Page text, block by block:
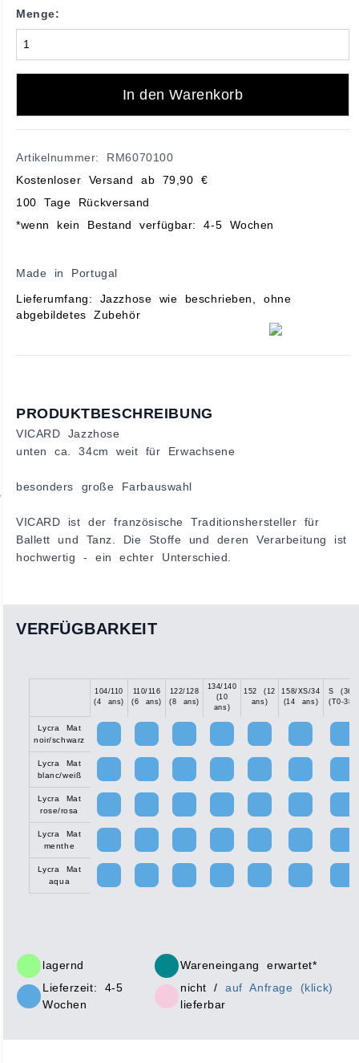
Menge:
In den Warenkorb
Artikelnummer: RM6070100
Kostenloser Versand ab 79,90 €
100 Tage Rückversand
*wenn kein Bestand verfügbar: 4-5 Wochen
Made in Portugal
Lieferumfang: Jazzhose wie beschrieben, ohne
abgebildetes Zubehör
PRODUKTBESCHREIBUNG
VICARD Jazzhose
unten ca. 34cm weit für Erwachsene
besonders große Farbauswahl
VICARD ist der französische Traditionshersteller für
Ballett und Tanz. Die Stoffe und deren Verarbeitung ist
hochwertig - ein echter Unterschied.
VERFÜGBARKEIT
104/110
(4 ans)
110/116
(6 ans)
122/128
(8 ans)
134/140
(10
ans)
152 (12
ans)
158/XS/34
(14 ans)
S (36)
(T0-38)
Lycra Mat
noir/schwarz
Lycra Mat
blanc/weiß
Lycra Mat
rose/rosa
Lycra Mat
menthe
Lycra Mat
aqua
lagernd
Wareneingang erwartet*
Lieferzeit: 4-5
Wochen
nicht /auf Anfrage (klick)
lieferbar